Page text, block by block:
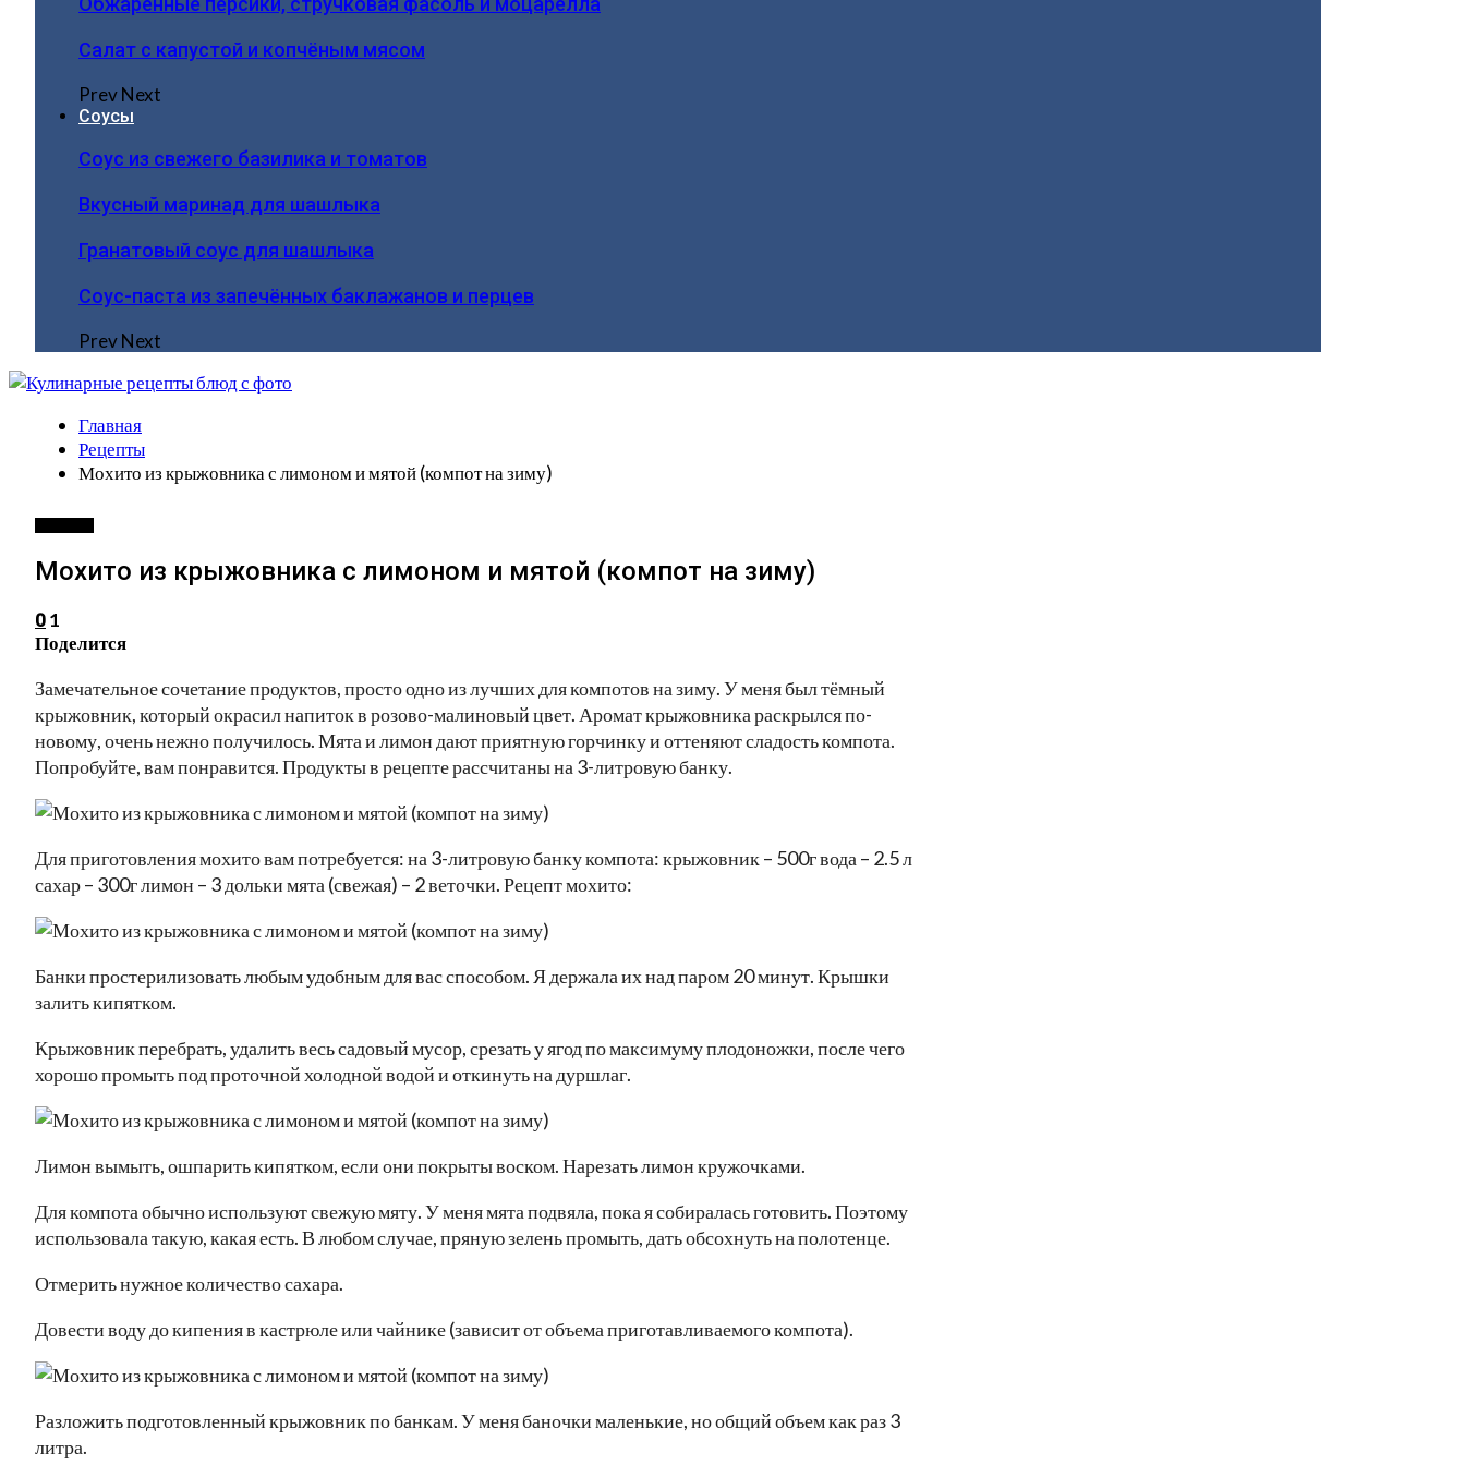
Салат с капустой и копчёным мясом
PrevNext
Соусы
Соус из свежего базилика и томатов
Вкусный маринад для шашлыка
Гранатовый соус для шашлыка
Соус-паста из запечённых баклажанов и перцев
PrevNext
Главная
Рецепты
Мохито из крыжовника с лимоном и мятой (компот на зиму)
Мохито из крыжовника с лимоном и мятой (компот на зиму)
0 1
Поделится
Замечательное сочетание продуктов, просто одно из лучших для компотов на зиму. У меня был тёмный
крыжовник, который окрасил напиток в розово-малиновый цвет. Аромат крыжовника раскрылся по-
новому, очень нежно получилось. Мята и лимон дают приятную горчинку и оттеняют сладость компота.
Попробуйте, вам понравится. Продукты в рецепте рассчитаны на 3-литровую банку.
Для приготовления мохито вам потребуется: на 3-литровую банку компота: крыжовник – 500г вода – 2.5 л
сахар – 300г лимон – 3 дольки мята (свежая) – 2 веточки. Рецепт мохито:
Банки простерилизовать любым удобным для вас способом. Я держала их над паром 20 минут. Крышки
залить кипятком.
Крыжовник перебрать, удалить весь садовый мусор, срезать у ягод по максимуму плодоножки, после чего
хорошо промыть под проточной холодной водой и откинуть на дуршлаг.
Лимон вымыть, ошпарить кипятком, если они покрыты воском. Нарезать лимон кружочками.
Для компота обычно используют свежую мяту. У меня мята подвяла, пока я собиралась готовить. Поэтому
использовала такую, какая есть. В любом случае, пряную зелень промыть, дать обсохнуть на полотенце.
Отмерить нужное количество сахара.
Довести воду до кипения в кастрюле или чайнике (зависит от объема приготавливаемого компота).
Разложить подготовленный крыжовник по банкам. У меня баночки маленькие, но общий объем как раз 3
литра.